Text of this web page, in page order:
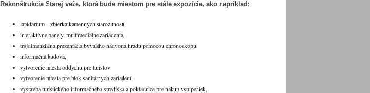
Rekonštrukcia Starej veže, ktorá bude miestom pre stále expozície, ako napríklad:
lapidárium – zbierka kamenných starožitností,
interaktívne panely, multimediálne zariadenia,
trojdimenziálna prezentácia bývalého nádvoria hradu pomocou chronoskopu,
informačná budova,
vytvorenie miesta oddychu pre turistov
vytvorenie miesta pre blok sanitárnych zariadení,
výstavba turistického informačného strediska a pokladnice pre nákup vstupeniek,